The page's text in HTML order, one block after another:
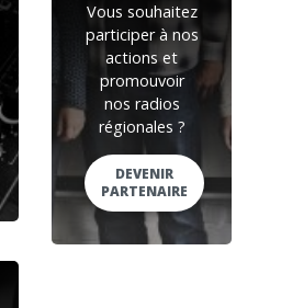
Vous souhaitez
participer à nos
actions et
promouvoir
nos radios
régionales ?
DEVENIR
PARTENAIRE